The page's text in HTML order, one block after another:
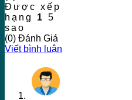
Được xếp
hạng 1 5
sao
(0) Đánh Giá
Viết bình luận